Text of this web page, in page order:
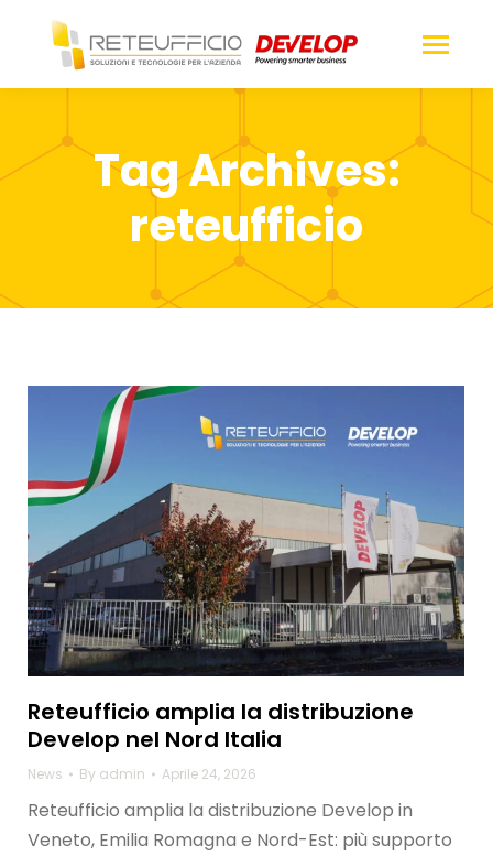
Tag Archives:
reteufficio
Reteufficio amplia la distribuzione
Develop nel Nord Italia
News By admin Aprile 24, 2026
Reteufficio amplia la distribuzione Develop in
Veneto, Emilia Romagna e Nord-Est: più supporto